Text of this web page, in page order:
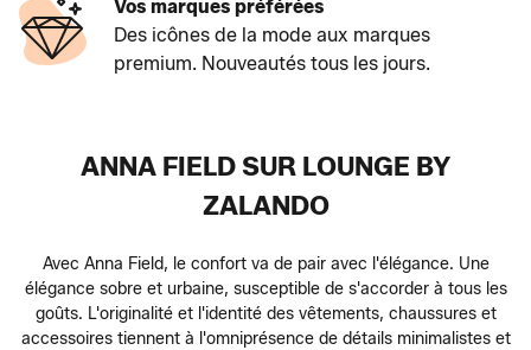
Vos marques préférées
Des icônes de la mode aux marques
premium. Nouveautés tous les jours.
ANNA FIELD SUR LOUNGE BY
ZALANDO
Avec Anna Field, le confort va de pair avec l'élégance. Une
élégance sobre et urbaine, susceptible de s'accorder à tous les
goûts. L'originalité et l'identité des vêtements, chaussures et
accessoires tiennent à l'omniprésence de détails minimalistes et